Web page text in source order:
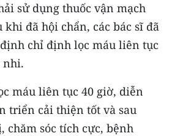
sử dụng thuốc vận mạch
khi đã hội chẩn, các bác sĩ đã
chỉ định lọc máu liên tục
nhi.
máu liên tục 40 giờ, diễn
triển cải thiện tốt và sau
chăm sóc tích cực, bệnh